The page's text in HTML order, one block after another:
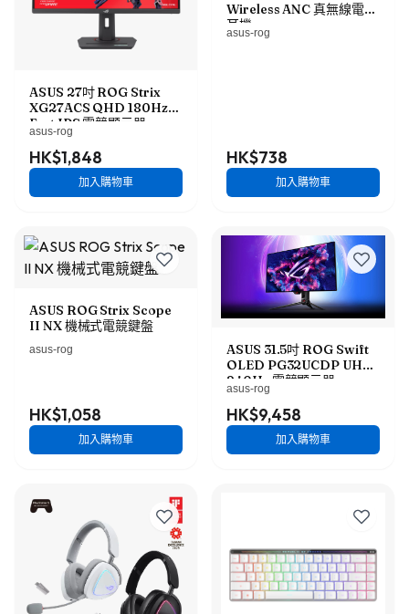
ASUS 27吋 ROG Strix
XG27ACS QHD 180Hz
Fast IPS 電競顯示器
asus-rog
HK$1,848
加入購物車
Wireless ANC 真無線電競
耳機
asus-rog
HK$738
加入購物車
ASUS ROG Strix Scope
II NX 機械式電競鍵盤
asus-rog
HK$1,058
加入購物車
ASUS 31.5吋 ROG Swift
OLED PG32UCDP UHD
240Hz 電競顯示器
asus-rog
HK$9,458
加入購物車